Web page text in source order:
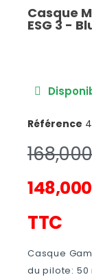
Casque
ESG 3 -
Référence
TTC
Casque
du pilote: 50